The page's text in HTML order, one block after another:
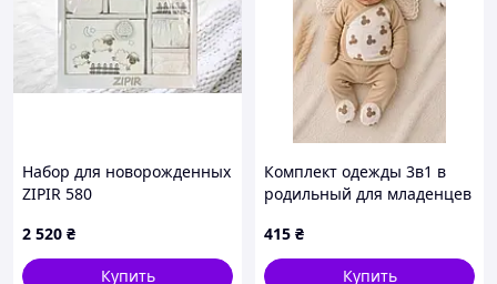
Набор для новорожденных
ZIPIR 580
2 520 ₴
Купить
Комплект одежды 3в1 в
родильный для младенцев
Коричневый / Белый
415 ₴
Купить